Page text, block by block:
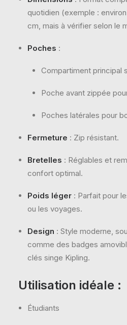
quotidien (exemple :
cm, mais à vérifier selon le
Poches :
Compartiment principal
Poche avant zippée
Poches latérales pour
Fermeture : Zip résistant.
Bretelles : Réglables et
confort optimal.
Poids léger : Parfait pour
ou les voyages.
Design : Style moderne,
comme des badges
clés singe Kipling.
Utilisation idéale :
Étudiants